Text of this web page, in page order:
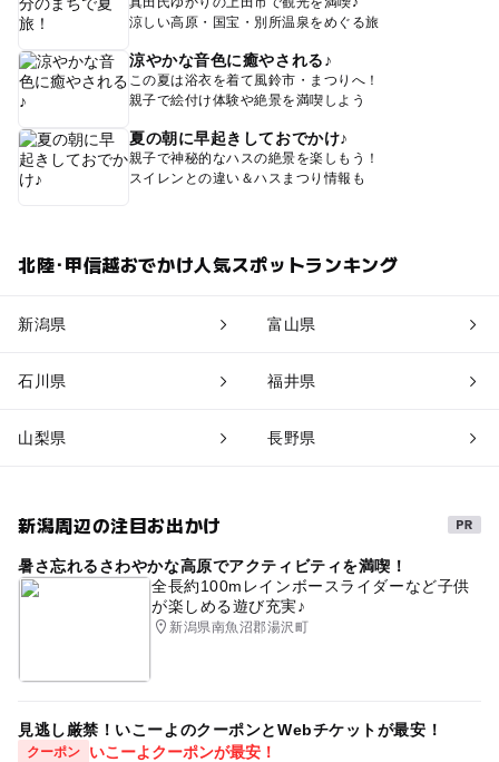
涼しい高原・国宝・別所温泉をめぐる旅
涼やかな音色に癒やされる♪
この夏は浴衣を着て風鈴市・まつりへ！
親子で絵付け体験や絶景を満喫しよう
夏の朝に早起きしておでかけ♪
親子で神秘的なハスの絶景を楽しもう！
スイレンとの違い＆ハスまつり情報も
北陸･甲信越おでかけ人気スポットランキング
新潟県 富山県
石川県 福井県
山梨県 長野県
新潟周辺の注目お出かけ
暑さ忘れるさわやかな高原でアクティビティを満喫！
全長約100mレインボースライダーなど子供
が楽しめる遊び充実♪
新潟県南魚沼郡湯沢町
見逃し厳禁！いこーよのクーポンとWebチケットが最安！
クーポン
いこーよクーポンが最安！